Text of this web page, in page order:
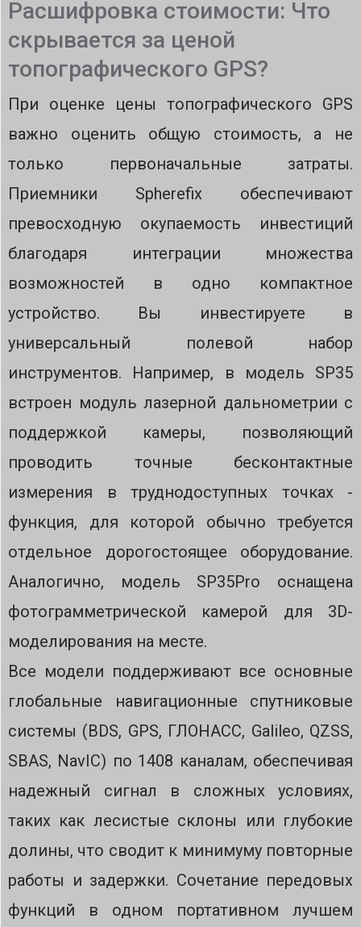
Расшифровка стоимости: Что
скрывается за ценой
топографического GPS?
При оценке цены топографического GPS
важно оценить общую стоимость, а не
только первоначальные затраты.
Приемники Spherefix обеспечивают
превосходную окупаемость инвестиций
благодаря интеграции множества
возможностей в одно компактное
устройство. Вы инвестируете в
универсальный полевой набор
инструментов. Например, в модель SP35
встроен модуль лазерной дальнометрии с
поддержкой камеры, позволяющий
проводить точные бесконтактные
измерения в труднодоступных точках -
функция, для которой обычно требуется
отдельное дорогостоящее оборудование.
Аналогично, модель SP35Pro оснащена
фотограмметрической камерой для 3D-
моделирования на месте.
Все модели поддерживают все основные
глобальные навигационные спутниковые
системы (BDS, GPS, ГЛОНАСС, Galileo, QZSS,
SBAS, NavIC) по 1408 каналам, обеспечивая
надежный сигнал в сложных условиях,
таких как лесистые склоны или глубокие
долины, что сводит к минимуму повторные
работы и задержки. Сочетание передовых
функций в одном портативном лучшем